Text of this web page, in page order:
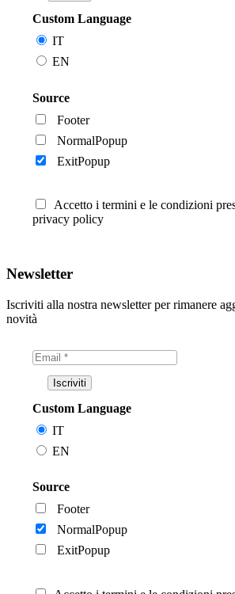
Custom Language
IT
EN
Source
Footer
NormalPopup
ExitPopup
Accetto i termini e le condizioni
privacy policy
Newsletter
Iscriviti alla nostra newsletter per rimanere
novità
Custom Language
IT
EN
Source
Footer
NormalPopup
ExitPopup